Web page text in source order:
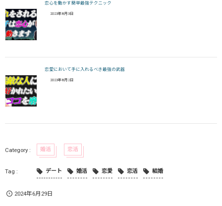
恋心を動かす簡単最強テクニック
2023年8月3日
恋愛において手に入れるべき最強の武器
2023年8月2日
婚活 恋活
デート 婚活 恋愛 恋活 結婚
2024年6月29日